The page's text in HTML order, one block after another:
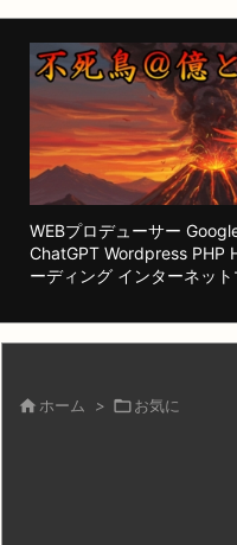
WEBプロデューサー
ChatGPT Wordpress PHP
ーディング インターネッ
 ホーム > お気に